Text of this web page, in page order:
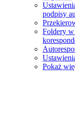
podpisy
Foldery
Pokaż